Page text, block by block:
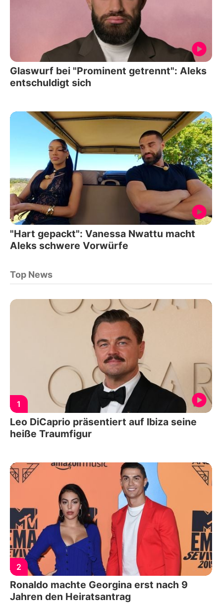
Glaswurf bei "Prominent getrennt": Aleks
entschuldigt sich
"Hart gepackt": Vanessa Nwattu macht
Aleks schwere Vorwürfe
Top News
1
Leo DiCaprio präsentiert auf Ibiza seine
heiße Traumfigur
2
Ronaldo machte Georgina erst nach 9
Jahren den Heiratsantrag